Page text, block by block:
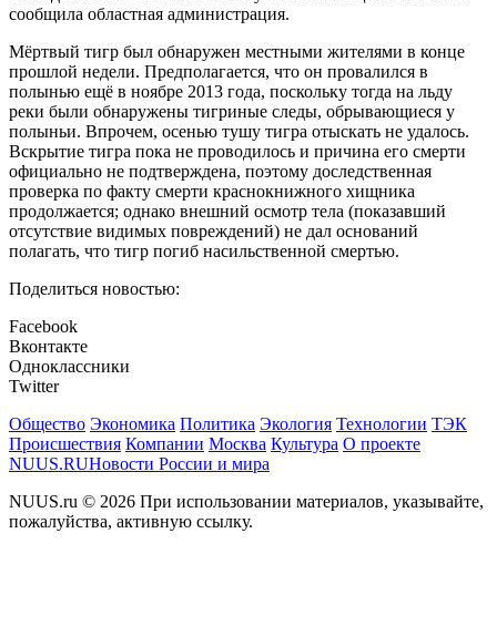
сообщила областная администрация.
Мёртвый тигр был обнаружен местными жителями в конце
прошлой недели. Предполагается, что он провалился в
полынью ещё в ноябре 2013 года, поскольку тогда на льду
реки были обнаружены тигриные следы, обрывающиеся у
полыньи. Впрочем, осенью тушу тигра отыскать не удалось.
Вскрытие тигра пока не проводилось и причина его смерти
официально не подтверждена, поэтому доследственная
проверка по факту смерти краснокнижного хищника
продолжается; однако внешний осмотр тела (показавший
отсутствие видимых повреждений) не дал оснований
полагать, что тигр погиб насильственной смертью.
Поделиться новостью:
Facebook
Вконтакте
Одноклассники
Twitter
Общество Экономика Политика Экология Технологии ТЭК
Происшествия Компании Москва Культура О проекте
NUUS.RUНовости России и мира
NUUS.ru © 2026 При использовании материалов, указывайте,
пожалуйства, активную ссылку.